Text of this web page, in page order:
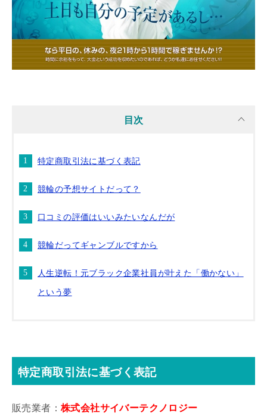
目次
特定商取引法に基づく表記
競輪の予想サイトだって？
口コミの評価はいいみたいなんだが
競輪だってギャンブルですから
人生逆転！元ブラック企業社員が叶えた「働かない」
という夢
特定商取引法に基づく表記
販売業者： 株式会社サイバーテクノロジー